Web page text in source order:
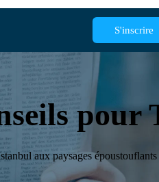
S'inscrire
Belgique
Chili
Estonie
pour
aux paysages